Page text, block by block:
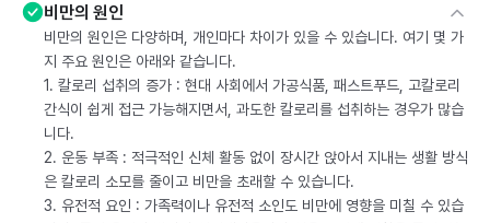
비만의 원인
비만의 원인은 다양하며, 개인마다 차이가 있을 수 있습니다. 여기 몇 가
지 주요 원인은 아래와 같습니다.
1. 칼로리 섭취의 증가 : 현대 사회에서 가공식품, 패스트푸드, 고칼로리
간식이 쉽게 접근 가능해지면서, 과도한 칼로리를 섭취하는 경우가 많습
니다.
2. 운동 부족 : 적극적인 신체 활동 없이 장시간 앉아서 지내는 생활 방식
은 칼로리 소모를 줄이고 비만을 초래할 수 있습니다.
3. 유전적 요인 : 가족력이나 유전적 소인도 비만에 영향을 미칠 수 있습